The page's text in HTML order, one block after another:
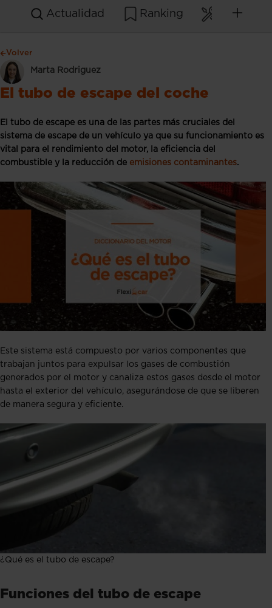
Actualidad Ranking
Volver
Marta Rodriguez
El tubo de escape del coche
El tubo de escape es una de las partes más cruciales del
sistema de escape de un vehículo ya que su funcionamiento es
vital para el rendimiento del motor, la eficiencia del
combustible y la reducción de emisiones contaminantes.
Este sistema está compuesto por varios componentes que
trabajan juntos para expulsar los gases de combustión
generados por el motor y canaliza estos gases desde el motor
hasta el exterior del vehículo, asegurándose de que se liberen
de manera segura y eficiente.
¿Qué es el tubo de escape?
Funciones del tubo de escape